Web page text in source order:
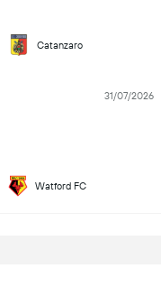
Catanzaro
31/07/2026
Watford FC